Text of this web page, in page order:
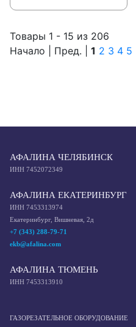
Товары 1 - 15 из 206
Начало | Пред. | 1 2 3 4 5
АФАЛИНА ЧЕЛЯБИНСК
ИНН 7452072349
АФАЛИНА ЕКАТЕРИНБУРГ
ИНН 7453313974
Екатеринбург, Вишневая, 2д
+7 (343) 288-79-71
ekb@afalina.com
АФАЛИНА ТЮМЕНЬ
ИНН 7453313910
ГАЗОРЕЗАТЕЛЬНОЕ ОБОРУДОВАНИЕ